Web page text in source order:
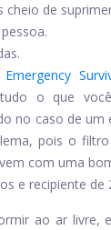
cheio de
o que
no caso de um
pois o
com uma
e recipiente de
ao ar livre,